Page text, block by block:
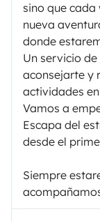
sino que cada
nueva
donde
Un servicio
aconsejarte y
actividades
Vamos a
Escapa del
desde el
Siempre